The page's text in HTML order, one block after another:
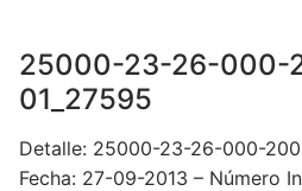
25000-23-26-000-
01_27595
Detalle: 25000-23-26-000-
Fecha: 27-09-2013 – Número